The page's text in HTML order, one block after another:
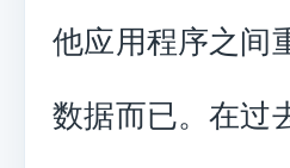
他应用程序之
数据而已。在过